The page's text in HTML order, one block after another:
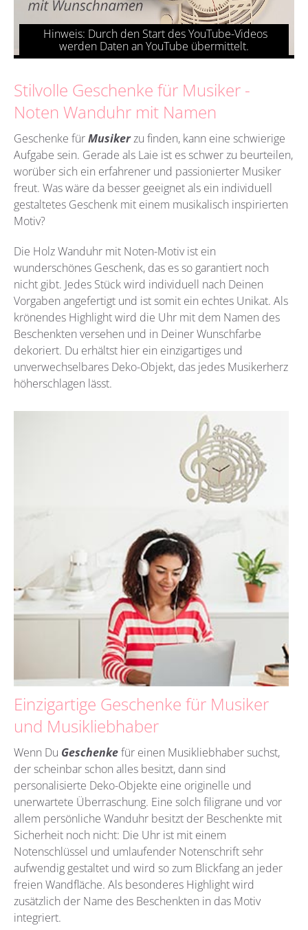
Stilvolle Geschenke für Musiker -
Noten Wanduhr mit Namen
Geschenke fürMusikerzu finden, kann eine schwierige
Aufgabe sein. Gerade als Laie ist es schwer zu beurteilen,
worüber sich ein erfahrener und passionierter Musiker
freut. Was wäre da besser geeignet als ein individuell
gestaltetes Geschenk mit einem musikalisch inspirierten
Motiv?
Die Holz Wanduhr mit Noten-Motiv ist ein
wunderschönes Geschenk, das es so garantiert noch
nicht gibt. Jedes Stück wird individuell nach Deinen
Vorgaben angefertigt und ist somit ein echtes Unikat. Als
krönendes Highlight wird die Uhr mit dem Namen des
Beschenkten versehen und in Deiner Wunschfarbe
dekoriert. Du erhältst hier ein einzigartiges und
unverwechselbares Deko-Objekt, das jedes Musikerherz
höherschlagen lässt.
Einzigartige Geschenke für Musiker
und Musikliebhaber
Wenn Du Geschenkefür einen Musikliebhaber suchst,
der scheinbar schon alles besitzt, dann sind
personalisierte Deko-Objekte eine originelle und
unerwartete Überraschung. Eine solch filigrane und vor
allem persönliche Wanduhr besitzt der Beschenkte mit
Sicherheit noch nicht: Die Uhr ist mit einem
Notenschlüssel und umlaufender Notenschrift sehr
aufwendig gestaltet und wird so zum Blickfang an jeder
freien Wandfläche. Als besonderes Highlight wird
zusätzlich der Name des Beschenkten in das Motiv
integriert.